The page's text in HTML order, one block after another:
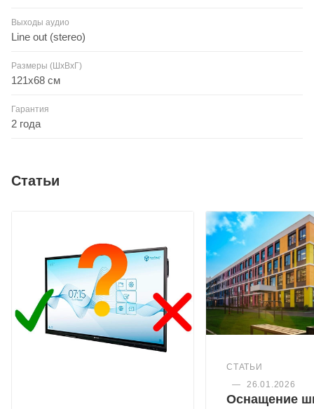
Выходы аудио
Line out (stereo)
Размеры (ШxВxГ)
121х68 см
Гарантия
2 года
Статьи
СТАТЬИ
—
26.01.2026
Оснащение